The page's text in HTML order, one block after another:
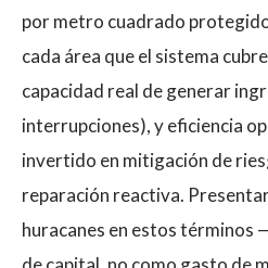
por metro cuadrado
cada área que el sistema
capacidad real de generar
interrupciones), y eficiencia
invertido en mitigación de
reparación reactiva.
huracanes en estos términos